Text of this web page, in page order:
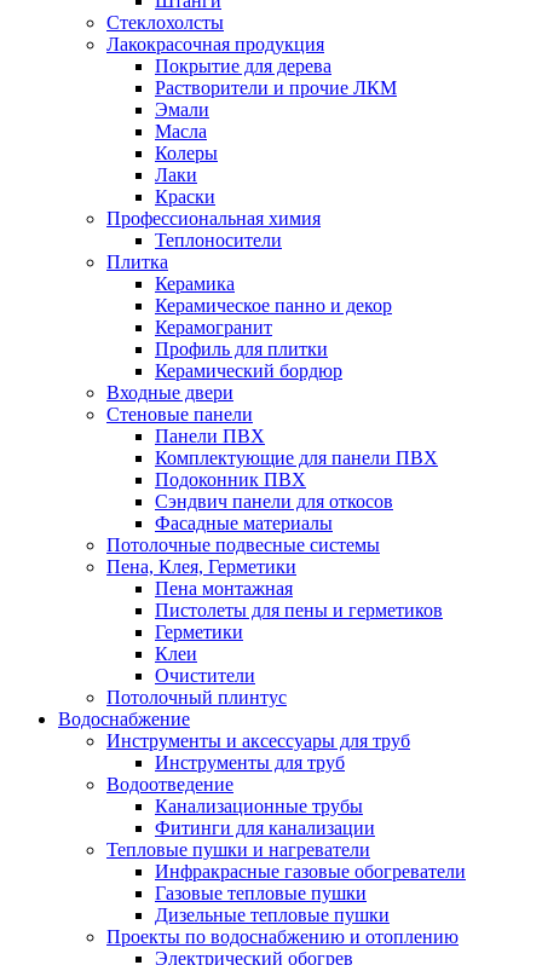
Стеклохолсты
Лакокрасочная продукция
Покрытие для дерева
Растворители и прочие ЛКМ
Эмали
Масла
Колеры
Лаки
Краски
Профессиональная химия
Теплоносители
Плитка
Керамика
Керамическое панно и декор
Керамогранит
Профиль для плитки
Керамический бордюр
Входные двери
Стеновые панели
Панели ПВХ
Комплектующие для панели ПВХ
Подоконник ПВХ
Сэндвич панели для откосов
Фасадные материалы
Потолочные подвесные системы
Пена, Клея, Герметики
Пена монтажная
Пистолеты для пены и герметиков
Герметики
Клеи
Очистители
Потолочный плинтус
Водоснабжение
Инструменты и аксессуары для труб
Инструменты для труб
Водоотведение
Канализационные трубы
Фитинги для канализации
Тепловые пушки и нагреватели
Инфракрасные газовые обогреватели
Газовые тепловые пушки
Дизельные тепловые пушки
Проекты по водоснабжению и отоплению
Электрический обогрев